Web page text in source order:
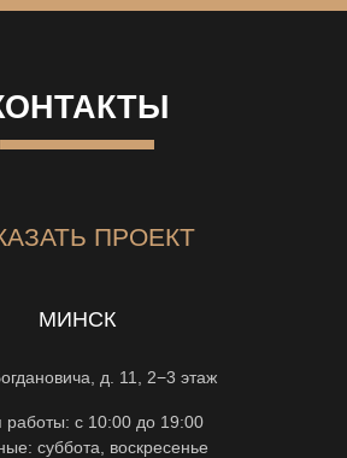
ПРОЕКТ
МИНСК
д. 11, 2−3 этаж
работы: с 10:00 до 19:00
суббота, воскресенье